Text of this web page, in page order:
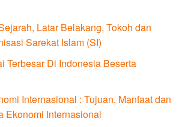
Latar Belakang, Tokoh dan
Sarekat Islam (SI)
Terbesar Di Indonesia Beserta
Internasional : Tujuan, Manfaat dan
Ekonomi Internasional